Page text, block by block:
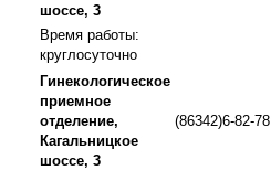
шоссе, 3
Время работы:
круглосуточно
Гинекологическое
приемное
отделение,
Кагальницкое
шоссе, 3
(86342)6-82-78